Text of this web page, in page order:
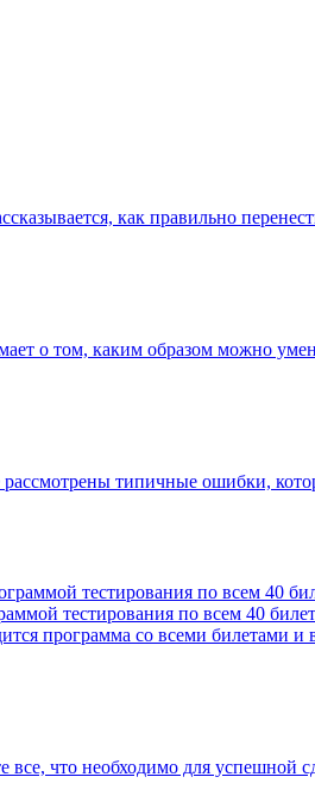
как правильно
о том, каким образом можно
типичные ошибки,
тестирования по всем 40
программа со всеми билетами и
все, что необходимо для успешной